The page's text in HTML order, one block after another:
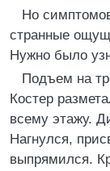
Но
странные
Нужно было
Подъем на
Костер
всему этажу.
Нагнулся,
выпрямился.